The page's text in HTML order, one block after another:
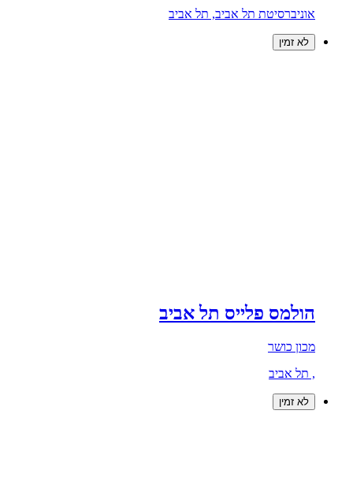
אוניברסיטת תל אביב, תל אביב
לא זמין
הולמס פלייס תל אביב
מכון כושר
, תל אביב
לא זמין